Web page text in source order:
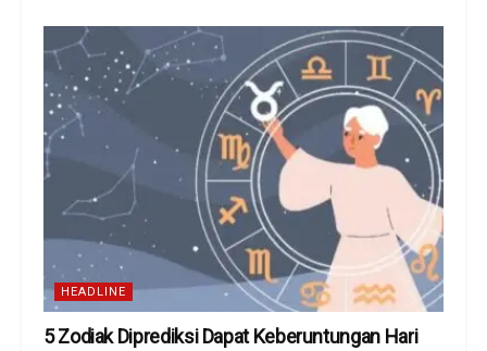
HEADLINE
5 Zodiak Diprediksi Dapat Keberuntungan Hari